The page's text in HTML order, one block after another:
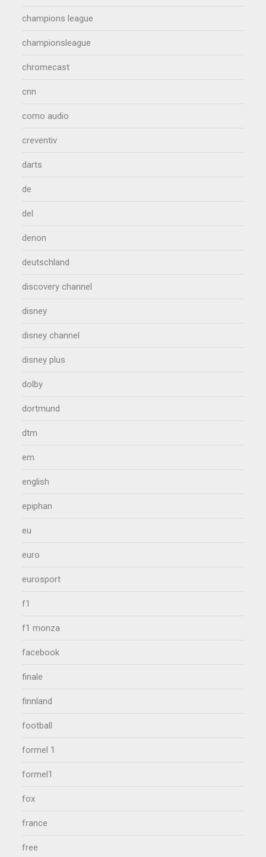
champions league
championsleague
chromecast
cnn
como audio
creventiv
darts
de
del
denon
deutschland
discovery channel
disney
disney channel
disney plus
dolby
dortmund
dtm
em
english
epiphan
eu
euro
eurosport
f1
f1 monza
facebook
finale
finnland
football
formel 1
formel1
fox
france
free